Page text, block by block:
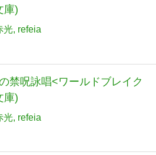
庫)
光 refeia
禁呪詠唱<ワールドブレイク
庫)
光 refeia